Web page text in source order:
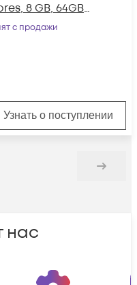
8 GB, 64GB
с продажи
Узнать о поступлении
Дальше
нас